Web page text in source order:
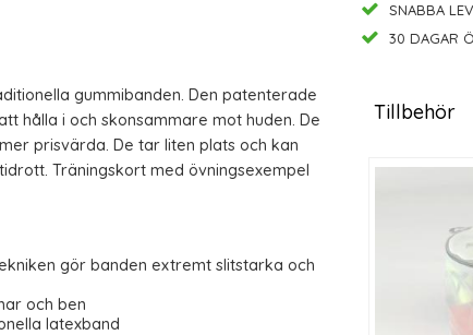
SNABBA
30 DAGAR
gummibanden. Den patenterade
hålla i och skonsammare mot huden. De
prisvärda. De tar liten plats och kan
Träningskort med övningsexempel
gör banden extremt slitstarka och
och ben
latexband
Tillbehör